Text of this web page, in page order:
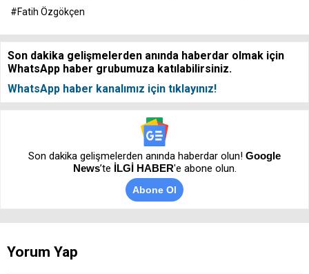
#Fatih Özgökçen
Son dakika gelişmelerden anında haberdar olmak için
WhatsApp haber grubumuza katılabilirsiniz.
WhatsApp haber kanalımız için tıklayınız!
Son dakika gelişmelerden anında haberdar olun! Google
News’te İLGİ HABER'e abone olun.
Abone Ol
Yorum Yap